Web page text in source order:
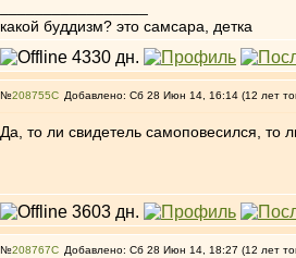
какой буддизм? это самсара, детка
№208755 Добавлено: Сб 28 Июн 14, 16:14 (12 лет
Да, то ли свидетель самоповесился, то
№208767 Добавлено: Сб 28 Июн 14, 18:27 (12 лет